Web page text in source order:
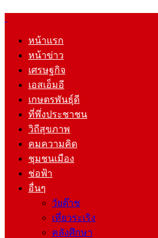
หน้าแรก
หน้าข่าว
เศรษฐกิจ
เอสเอ็มอี
เกษตรพันธุ์ดี
ที่พึ่งประชาชน
วิถีสุขภาพ
คมความคิด
ชุมชนเมือง
ช่อฟ้า
อื่นๆ
วัยต๊าช
เที่ยวระเริง
คลังศึกษา